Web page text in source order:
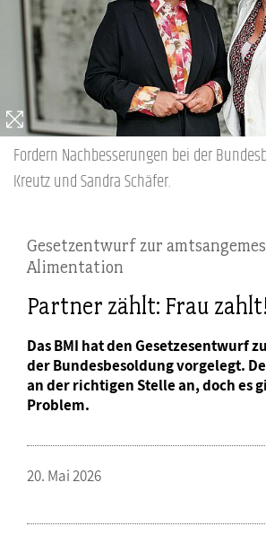
Fordern Nachbesserungen bei der
Kreutz und Sandra Schäfer.
Gesetzentwurf zur
Alimentation
Partner zählt: Frau zahlt!
Das BMI hat den Gesetzesentwurf
der Bundesbesoldung vorgelegt.
an der richtigen Stelle an, doch es
Problem.
20. Mai 2026